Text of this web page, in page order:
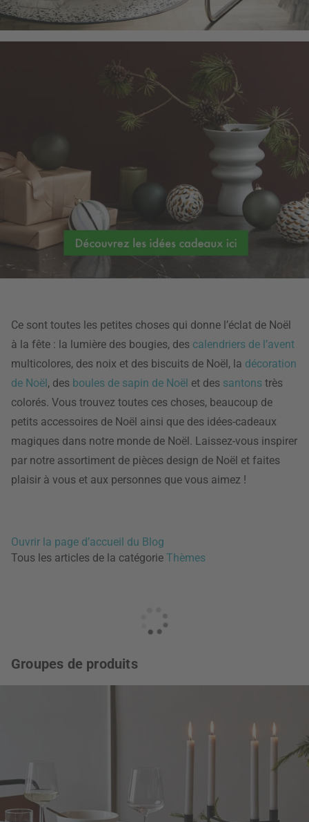
Ce sont toutes les petites choses qui donne l’éclat de Noël
à la fête : la lumière des bougies, des calendriers de l’avent
multicolores, des noix et des biscuits de Noël, la décoration
de Noël , des boules de sapin de Noël et des santons très
colorés. Vous trouvez toutes ces choses, beaucoup de
petits accessoires de Noël ainsi que des idées-cadeaux
magiques dans notre monde de Noël. Laissez-vous inspirer
par notre assortiment de pièces design de Noël et faites
plaisir à vous et aux personnes que vous aimez !
Ouvrir la page d’accueil du Blog
Tous les articles de la catégorie Thèmes
Groupes de produits